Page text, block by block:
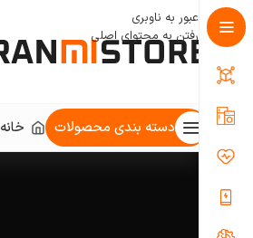
عبور به ناوبری
رفتن به محتوای اصلی
دسته بندی محصولات خانه